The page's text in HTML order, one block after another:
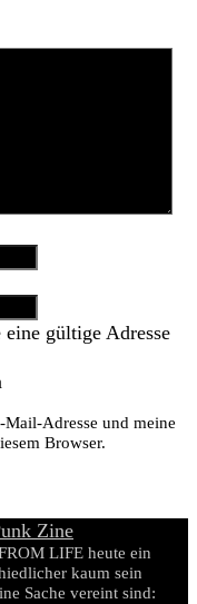
gültige Adresse
Mail-Adresse und meine
Browser.
LIFE heute ein
kaum sein
Sache vereint sind: